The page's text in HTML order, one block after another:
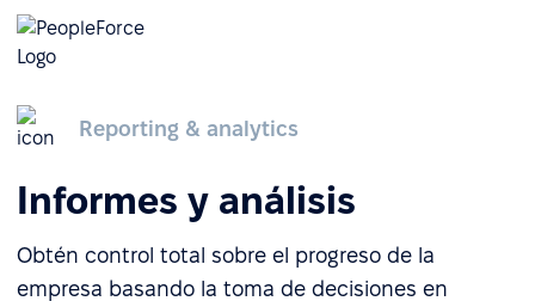
Reporting & analytics
Informes y análisis
Obtén control total sobre el progreso de la
empresa basando la toma de decisiones en